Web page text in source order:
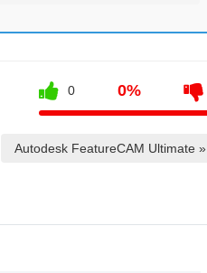
0 0%
Autodesk FeatureCAM Ultimate »